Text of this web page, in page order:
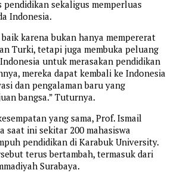
sekaligus memperluas
Indonesia.
karena bukan hanya mempererat
Turki, tetapi juga membuka peluang
untuk merasakan pendidikan
mereka dapat kembali ke Indonesia
dan pengalaman baru yang
bangsa.” Tuturnya.
yang sama, Prof. Ismail
saat ini sekitar 200 mahasiswa
pendidikan di Karabuk University.
terus bertambah, termasuk dari
Surabaya.